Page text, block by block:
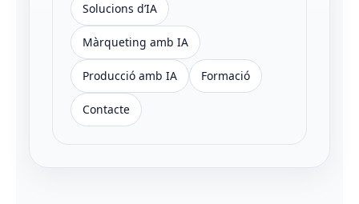
Solucions d’IA
Màrqueting amb IA
Producció amb IA Formació
Contacte